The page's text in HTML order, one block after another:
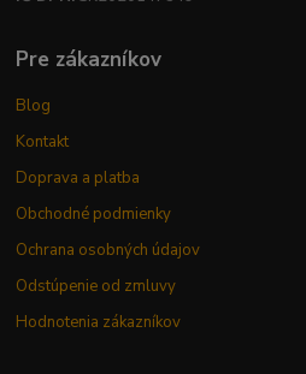
Pre zákazníkov
Blog
Kontakt
Doprava a platba
Obchodné podmienky
Ochrana osobných údajov
Odstúpenie od zmluvy
Hodnotenia zákazníkov